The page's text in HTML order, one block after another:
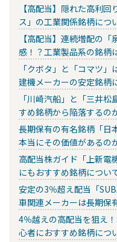
【高配当】隠れた高利
ス」の工業関係銘柄につ
【高配当】連続増配の
感！？工業製品系の銘柄
「クボタ」と「コマツ
建機メーカーの安定銘柄
「川崎汽船」と「三井
すめ銘柄から陥落するの
長期保有の有名銘柄「日
本当にその価値があるの
高配当株ガイド「上新電
にもおすすめ銘柄につい
安定の3％超え配当「
車関連メーカーは長期保
4％越えの高配当を狙え
心者におすすめ銘柄につ